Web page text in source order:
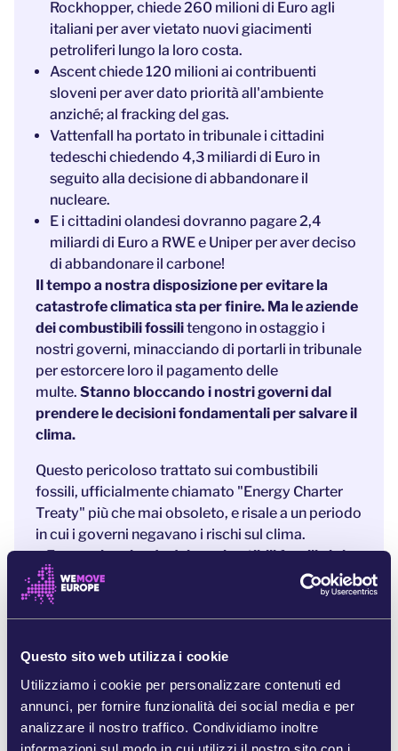
Questo sito web utilizza i cookie
Utilizziamo i cookie per personalizzare contenuti ed
annunci, per fornire funzionalità dei social media e per
analizzare il nostro traffico. Condividiamo inoltre
Rockhopper, chiede 260 milioni di Euro agli
italiani per aver vietato nuovi giacimenti
petroliferi lungo la loro costa.
Ascent chiede 120 milioni ai contribuenti
sloveni per aver dato priorità all'ambiente
anziché; al fracking del gas.
Vattenfall ha portato in tribunale i cittadini
tedeschi chiedendo 4,3 miliardi di Euro in
seguito alla decisione di abbandonare il
nucleare.
E i cittadini olandesi dovranno pagare 2,4
miliardi di Euro a RWE e Uniper per aver deciso
di abbandonare il carbone!
Il tempo a nostra disposizione per evitare la
catastrofe climatica sta per finire. Ma le aziende
dei combustibili fossilitengono in ostaggio i
nostri governi, minacciando di portarli in tribunale
per estorcere loro il pagamento delle
multe. Stanno bloccando i nostri governi dal
prendere le decisioni fondamentali per salvare il
clima.
Questo pericoloso trattato sui combustibili
fossili, ufficialmente chiamato "Energy Charter
Treaty" più che mai obsoleto, e risale a un periodo
in cui i governi negavano i rischi sul clima.
Eppure,le aziende dei combustibili fossili vi si
aggrappano per salvare i loro sporchi profitti.
persone e il pianeta. E se le aziende vinceranno, i
governi dovranno pagare loro i risarcimenti con i
nostri soldi pubblici.
Soldi pubblici che
potrebbero essere usati per investimenti
ecologici, istruzione e sanità, anziché continuare